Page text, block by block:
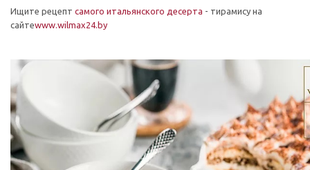
Ищите рецепт самого итальянского десерта - тирамису на
сайтеwww.wilmax24.by